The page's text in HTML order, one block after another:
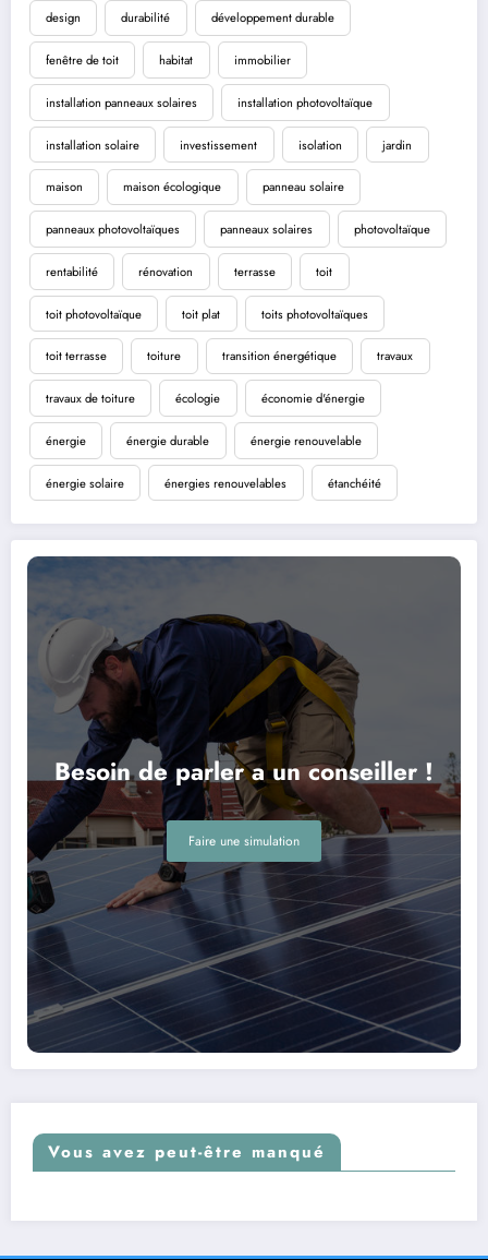
design durabilité développement durable
fenêtre de toit habitat immobilier
installation panneaux solaires installation photovoltaïque
installation solaire investissement isolation jardin
maison maison écologique panneau solaire
panneaux photovoltaïques panneaux solaires photovoltaïque
rentabilité rénovation terrasse toit
toit photovoltaïque toit plat toits photovoltaïques
toit terrasse toiture transition énergétique travaux
travaux de toiture écologie économie d'énergie
énergie énergie durable énergie renouvelable
énergie solaire énergies renouvelables étanchéité
Besoin de parler a un conseiller !
Faire une simulation
Vous avez peut-être manqué